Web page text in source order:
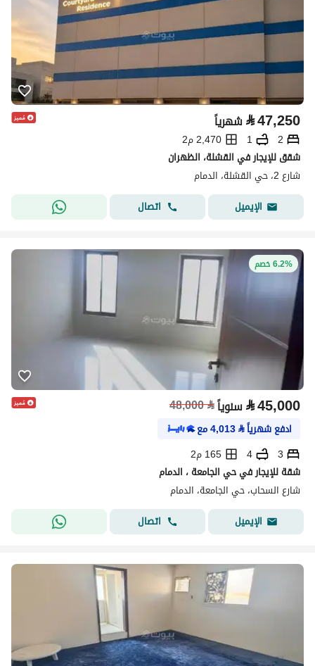
⃁47,250 شهرياً
2
1
2,470 م2
شقق للإيجار في القشلة، الظهران
شارع 2، حي القشلة، الدمام
الإيميل
اتصال
6.2% خصم
⃁45,000 سنوياً⃁
48,000
ادفع شهرياً⃁
4,013مع
3
4
165 م2
شقة للإيجار في حي الجامعة ، الدمام
شارع السحاب، حي الجامعة، الدمام
الإيميل
اتصال